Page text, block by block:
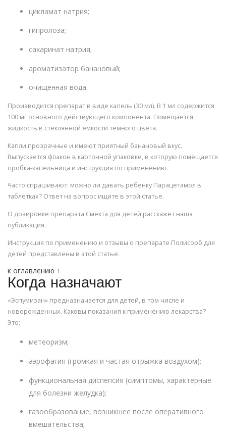
цикламат натрия;
гипролоза;
сахаринат натрия;
ароматизатор банановый;
очищенная вода.
Производится препарат в виде капель (30 мл). В 1 мл содержится
100 мг основного действующего компонента. Помещается
жидкость в стеклянной ёмкости тёмного цвета.
Капли прозрачные и имеют приятный банановый вкус.
Выпускается флакон в картонной упаковке, в которую помещается
пробка-капельница и инструкция по применению.
Часто спрашивают: можно ли давать ребенку Парацетамол в
таблетках? Ответ на вопрос ищите в этой статье.
О дозировке препарата Смекта для детей расскажет наша
публикация.
Инструкция по применению и отзывы о препарате Полисорб для
детей представлены в этой статье.
к оглавлению ↑
Когда назначают
«Эспумизан» предназначается для детей, в том числе и
новорожденных. Каковы показания к применению лекарства?
Это:
метеоризм;
аэрофагия (громкая и частая отрыжка воздухом);
функциональная диспепсия (симптомы, характерные
для болезни желудка);
газообразование, возникшее после оперативного
вмешательства;